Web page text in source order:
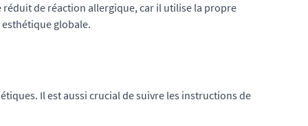
de réaction allergique, car il utilise la propre
globale.
Il est aussi crucial de suivre les instructions de